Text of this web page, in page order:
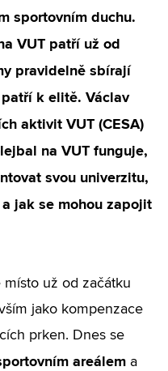
sportovním duchu.
VUT patří už od
pravidelně sbírají
k elitě. Václav
aktivit VUT (CESA)
na VUT funguje,
svou univerzitu,
jak se mohou zapojit
už od začátku
jako kompenzace
prken. Dnes se
areálem a